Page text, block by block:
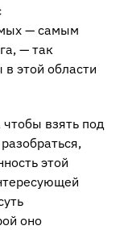
— самым
— так
этой области
взять под
этой
оно